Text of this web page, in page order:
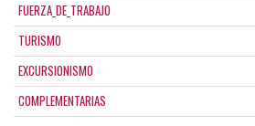
FUERZA_DE_TRABAJO
TURISMO
EXCURSIONISMO
COMPLEMENTARIAS